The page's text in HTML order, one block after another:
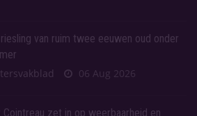
van ruim twee eeuwen oud onder
06 Aug 2026
Cointreau zet in op weerbaarheid en